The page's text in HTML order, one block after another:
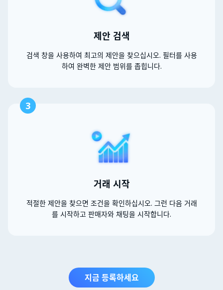
제안 검색
검색 창을 사용하여 최고의 제안을 찾으십시오. 필터를 사용
하여 완벽한 제안 범위를 좁힙니다.
3
거래 시작
적절한 제안을 찾으면 조건을 확인하십시오. 그런 다음 거래
를 시작하고 판매자와 채팅을 시작합니다.
지금 등록하세요